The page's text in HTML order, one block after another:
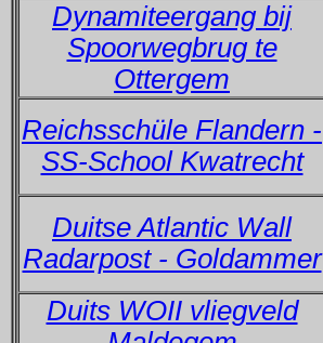
Dynamiteergang bij
Spoorwegbrug te
Ottergem
Reichsschüle Flandern -
SS-School Kwatrecht
Duitse Atlantic Wall
Radarpost - Goldammer
Duits WOII vliegveld